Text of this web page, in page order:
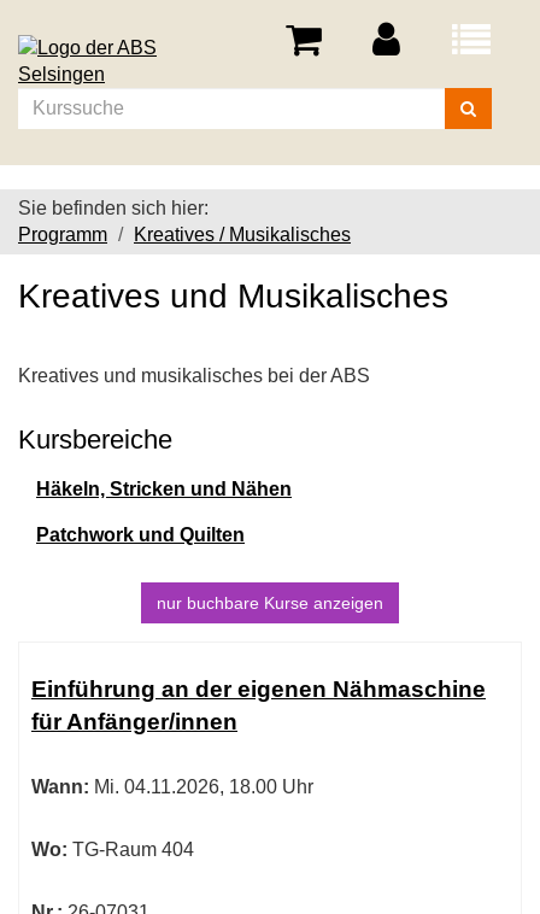
Menü
Kurse
suchen
Sie befinden sich hier:
Programm
Kreatives / Musikalisches
Kreatives und Musikalisches
Kreatives und musikalisches bei der ABS
Kursbereiche
Häkeln, Stricken und Nähen
Patchwork und Quilten
nur buchbare Kurse anzeigen
Tabellenüberschriften
können
sortiert
Einführung an der eigenen Nähmaschine
für Anfänger/innen
Wann: Mi. 04.11.2026, 18.00 Uhr
Wo: TG-Raum 404